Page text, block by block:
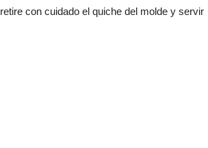
retire con cuidado el quiche del molde y servir